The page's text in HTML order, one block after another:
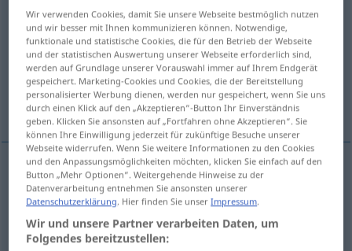
ardente [ɜrˈdẽtɨ]
Übersicht aller Übersetzungen
(Für mehr Details die Übersetzung anklicken/antippen)
brennend, feurig, scharf
brennend ardentesoletc
feurig ardente temperamento
Wir verwenden Cookies, damit Sie unsere Webseite bestmöglich nutzen
und wir besser mit Ihnen kommunizieren können. Notwendige,
funktionale und statistische Cookies, die für den Betrieb der Webseite
und der statistischen Auswertung unserer Webseite erforderlich sind,
werden auf Grundlage unserer Vorauswahl immer auf Ihrem Endgerät
gespeichert. Marketing-Cookies und Cookies, die der Bereitstellung
personalisierter Werbung dienen, werden nur gespeichert, wenn Sie uns
durch einen Klick auf den „Akzeptieren“-Button Ihr Einverständnis
geben. Klicken Sie ansonsten auf „Fortfahren ohne Akzeptieren“. Sie
können Ihre Einwilligung jederzeit für zukünftige Besuche unserer
Webseite widerrufen. Wenn Sie weitere Informationen zu den Cookies
und den Anpassungsmöglichkeiten möchten, klicken Sie einfach auf den
Button „Mehr Optionen“. Weitergehende Hinweise zu der
Datenverarbeitung entnehmen Sie ansonsten unserer
Datenschutzerklärung. Hier finden Sie unserImpressum.
Wir und unsere Partner verarbeiten Daten, um
Folgendes bereitzustellen: